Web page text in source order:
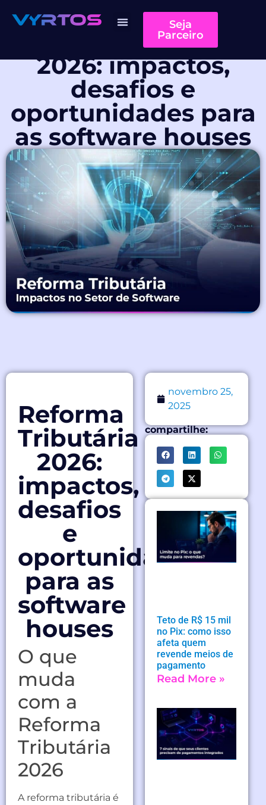
Seja
Parceiro
Reforma Tributária
2026: impactos,
desafios e
oportunidades para
as software houses
Reforma
Tributária
2026:
impactos,
desafios
e
oportunidades
para as
software
houses
O que
muda
com a
Reforma
Tributária
2026
A reforma tributária é
novembro 25,
2025
compartilhe:
Teto de R$ 15 mil
no Pix: como isso
afeta quem
revende meios de
pagamento
Read More »